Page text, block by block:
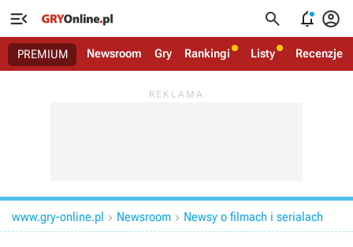
   
PREMIUM Newsroom Gry Rankingi Listy Recenzje
www.gry-online.pl  Newsroom  Newsy o filmach i serialach